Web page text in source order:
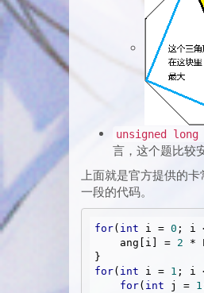
unsigned long
言，这个题比较
上面就是官方提供的
一段的代码。
for( int i = 0 ; i
    ang[i] =
2 *
for( int i = 1 ; i
for( int j = 1